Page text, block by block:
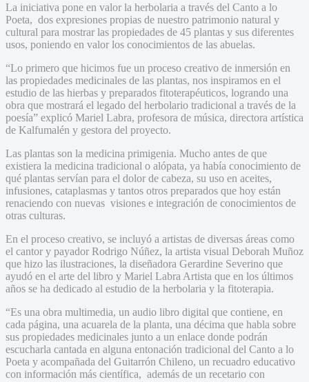
La iniciativa pone en valor la herbolaria a través del Canto a lo
Poeta, dos expresiones propias de nuestro patrimonio natural y
cultural para mostrar las propiedades de 45 plantas y sus diferentes
usos, poniendo en valor los conocimientos de las abuelas.
“Lo primero que hicimos fue un proceso creativo de inmersión en
las propiedades medicinales de las plantas, nos inspiramos en el
estudio de las hierbas y preparados fitoterapéuticos, logrando una
obra que mostrará el legado del herbolario tradicional a través de la
poesía” explicó Mariel Labra, profesora de música, directora artística
de Kalfumalén y gestora del proyecto.
Las plantas son la medicina primigenia. Mucho antes de que
existiera la medicina tradicional o alópata, ya había conocimiento de
qué plantas servían para el dolor de cabeza, su uso en aceites,
infusiones, cataplasmas y tantos otros preparados que hoy están
renaciendo con nuevas visiones e integración de conocimientos de
otras culturas.
En el proceso creativo, se incluyó a artistas de diversas áreas como
el cantor y payador Rodrigo Núñez, la artista visual Deborah Muñoz
que hizo las ilustraciones, la diseñadora Gerardine Severino que
ayudó en el arte del libro y Mariel Labra Artista que en los últimos
años se ha dedicado al estudio de la herbolaria y la fitoterapia.
“Es una obra multimedia, un audio libro digital que contiene, en
cada página, una acuarela de la planta, una décima que habla sobre
sus propiedades medicinales junto a un enlace donde podrán
escucharla cantada en alguna entonación tradicional del Canto a lo
Poeta y acompañada del Guitarrón Chileno, un recuadro educativo
con información más científica, además de un recetario con